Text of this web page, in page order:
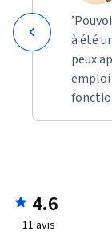
à été
peux
emploi
4.6
11 avis